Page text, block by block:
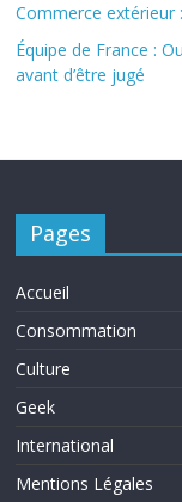
Commerce extérieur
Équipe de France :
avant d’être jugé
Pages
Accueil
Consommation
Culture
Geek
International
Mentions Légales